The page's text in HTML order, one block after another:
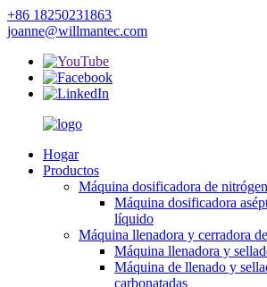
+86 18250231863
joanne@willmantec.com
Hogar
Productos
Máquina dosificadora de
Máquina dosificadora
líquido
Máquina llenadora y cerradora
Máquina llenadora y
Máquina de llenado y
carbonatadas